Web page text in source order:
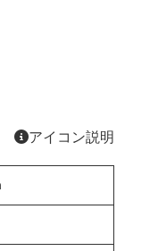
アイコン説明